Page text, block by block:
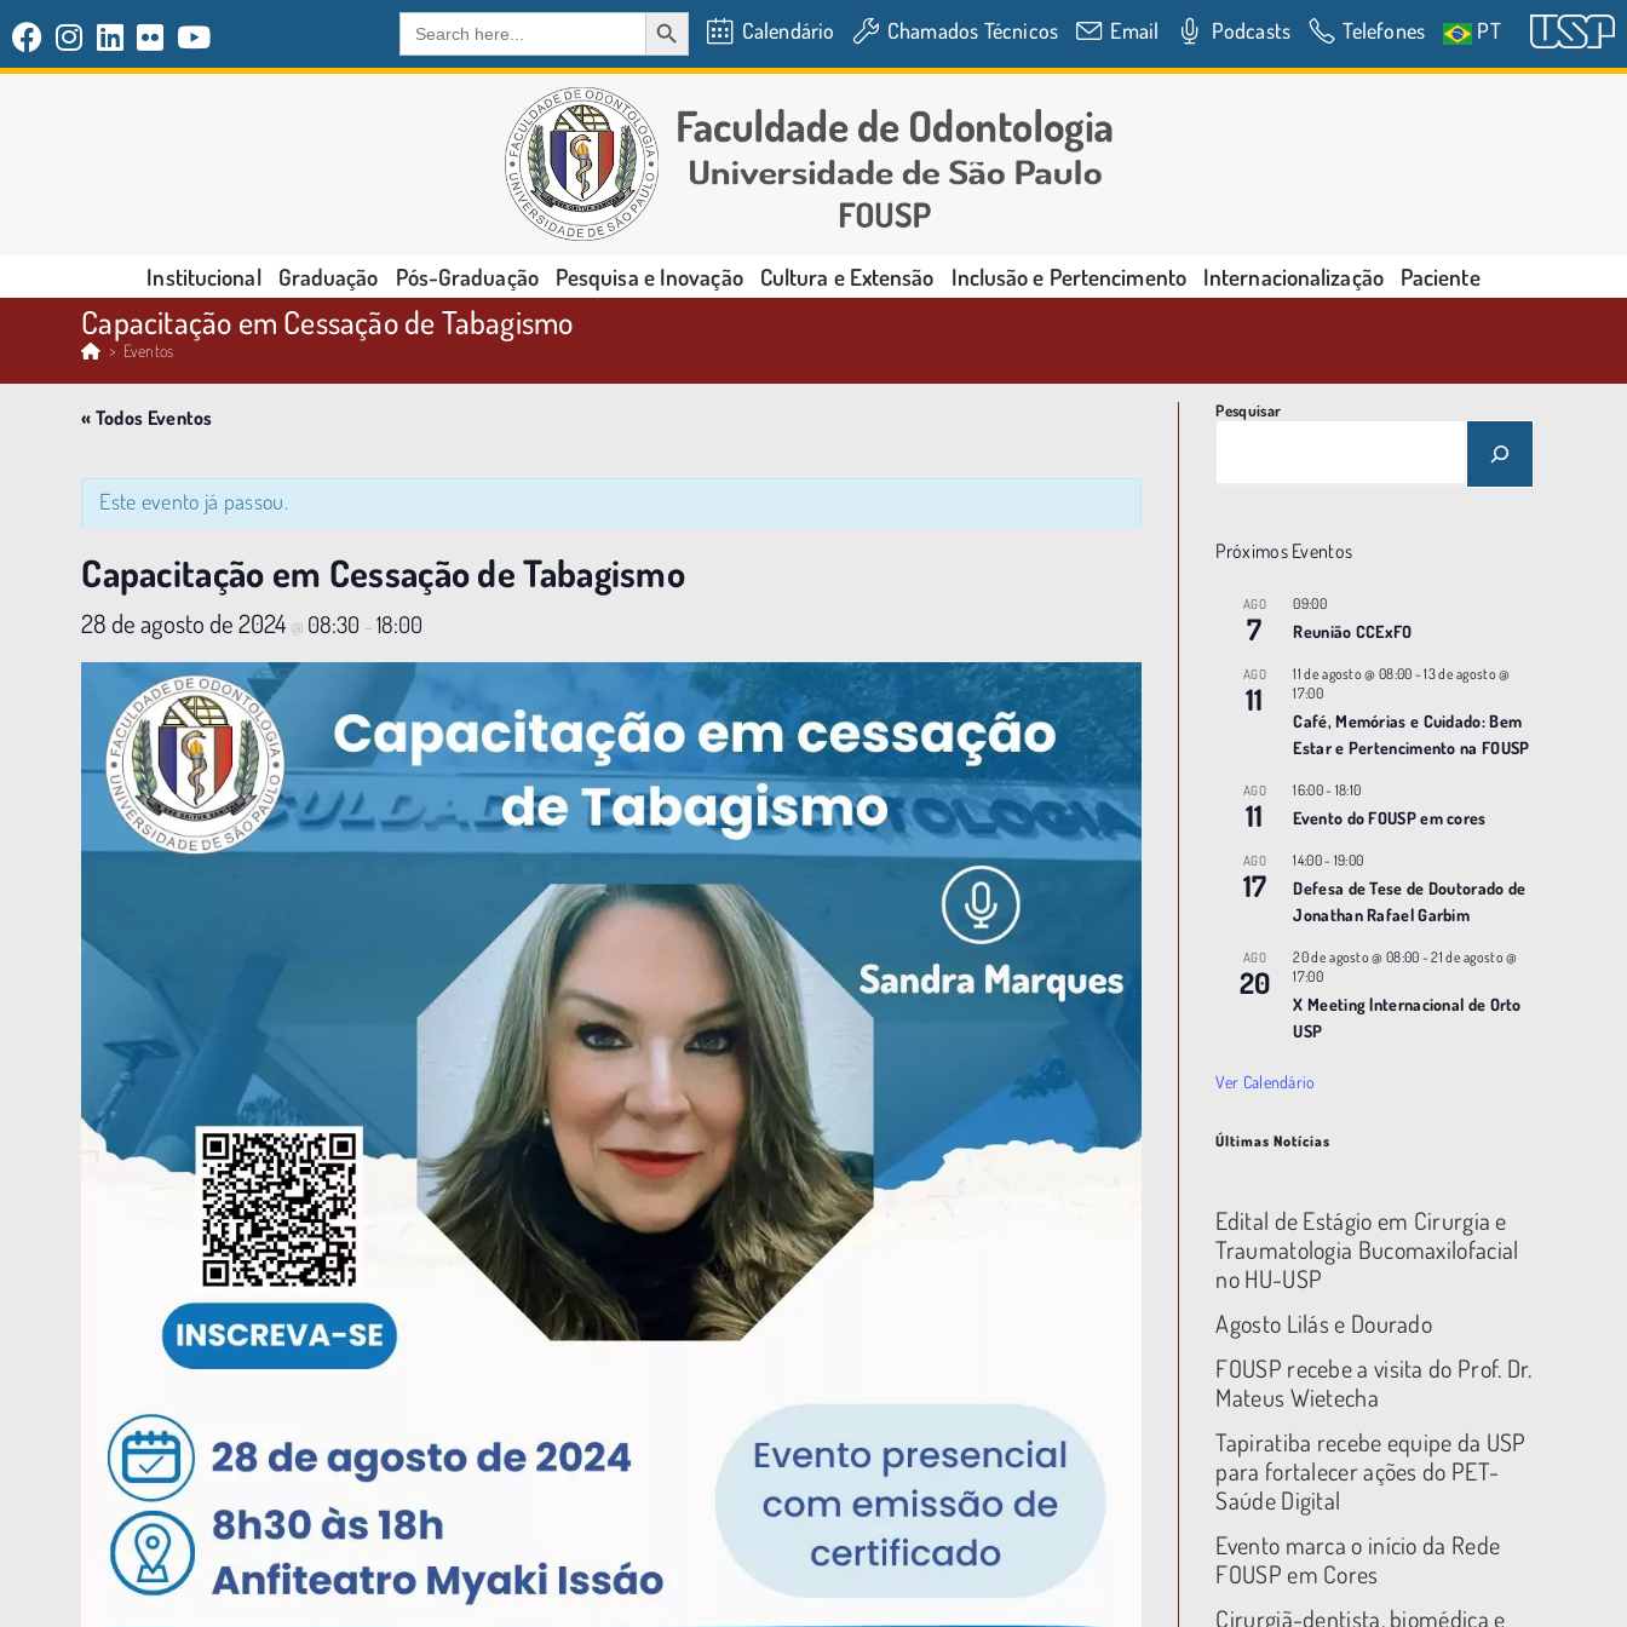
Search
for:
SEARCH BUTTON
Calendário Chamados Técnicos Email Podcasts Telefones PT
Institucional Graduação Pós-Graduação Pesquisa e Inovação Cultura e Extensão Inclusão e Pertencimento Internacionalização Paciente
Capacitação em Cessação de Tabagismo
> Eventos
« Todos Eventos
Este evento já passou.
Capacitação em Cessação de Tabagismo
28 de agosto de 2024 @ 08:30 –18:00
Pesquisar
Próximos Eventos
AGO
7
09:00
Reunião CCExFO
AGO
11
11 de agosto @ 08:00 -13 de agosto @
17:00
Café, Memórias e Cuidado: Bem
Estar e Pertencimento na FOUSP
AGO
11
16:00- 18:10
Evento do FOUSP em cores
AGO
17
14:00- 19:00
Defesa de Tese de Doutorado de
Jonathan Rafael Garbim
AGO
20
20 de agosto @ 08:00 -21 de agosto @
17:00
X Meeting |nternacional de Orto
USP
Ver Calendário
Últimas Notícias
Edital de Estágio em Cirurgia e
Traumatologia Bucomaxilofacial
no HU-USP
Agosto Lilás e Dourado
FOUSP recebe a visita do Prof. Dr.
Mateus Wietecha
Tapiratiba recebe equipe da USP
para fortalecer ações do PET-
Saúde Digital
Evento marca o início da Rede
FOUSP em Cores
Cirurgiã-dentista, biomédica e